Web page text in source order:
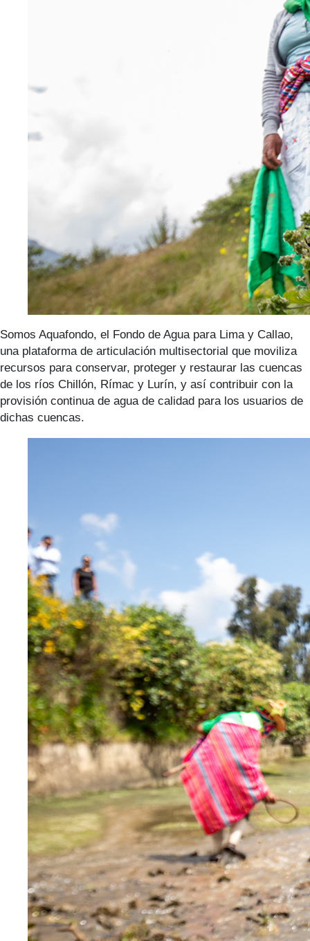
Somos Aquafondo, el Fondo de Agua para Lima y Callao,
una plataforma de articulación multisectorial que moviliza
recursos para conservar, proteger y restaurar las cuencas
de los ríos Chillón, Rímac y Lurín, y así contribuir con la
provisión continua de agua de calidad para los usuarios de
dichas cuencas.